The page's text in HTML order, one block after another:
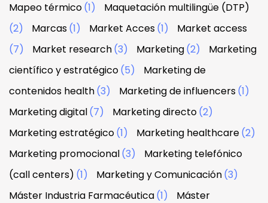
Mapeo térmico(1)
Maquetación multilingüe (DTP)
(2)
Marcas(1) Market Acces(1)
Market access
(7)
Market research(3) Marketing(2)
Marketing
científico y estratégico(5)
Marketing de
contenidos health(3) Marketing de influencers(1)
Marketing digital(7) Marketing directo(2)
Marketing estratégico(1) Marketing healthcare(2)
Marketing promocional(3)
Marketing telefónico
(call centers) (1) Marketing y Comunicación(3)
Máster Industria Farmacéutica(1)
Máster